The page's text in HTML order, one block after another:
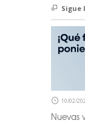
Sigue
10/02/
Nuevas